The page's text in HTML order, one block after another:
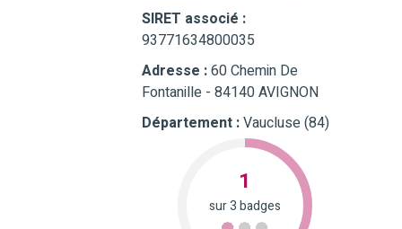
SIRET associé :
93771634800035
Adresse :60 Chemin De
Fontanille - 84140 AVIGNON
Département :Vaucluse (84)
1
sur 3 badges